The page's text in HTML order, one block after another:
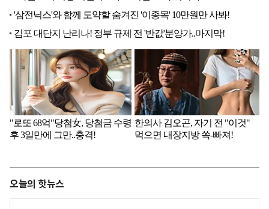
오늘의 핫뉴스